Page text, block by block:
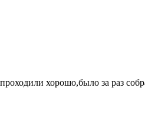
хорошо,было за раз